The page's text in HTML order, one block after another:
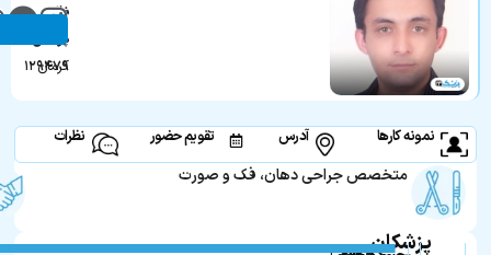
بینی
در
کرمان
نظام
پزشکی:
۱۲۹۴۷۹
نمونه کارها آدرس تقویم حضور نظرات
متخصص جراحی دهان، فک و صورت
پزشکان